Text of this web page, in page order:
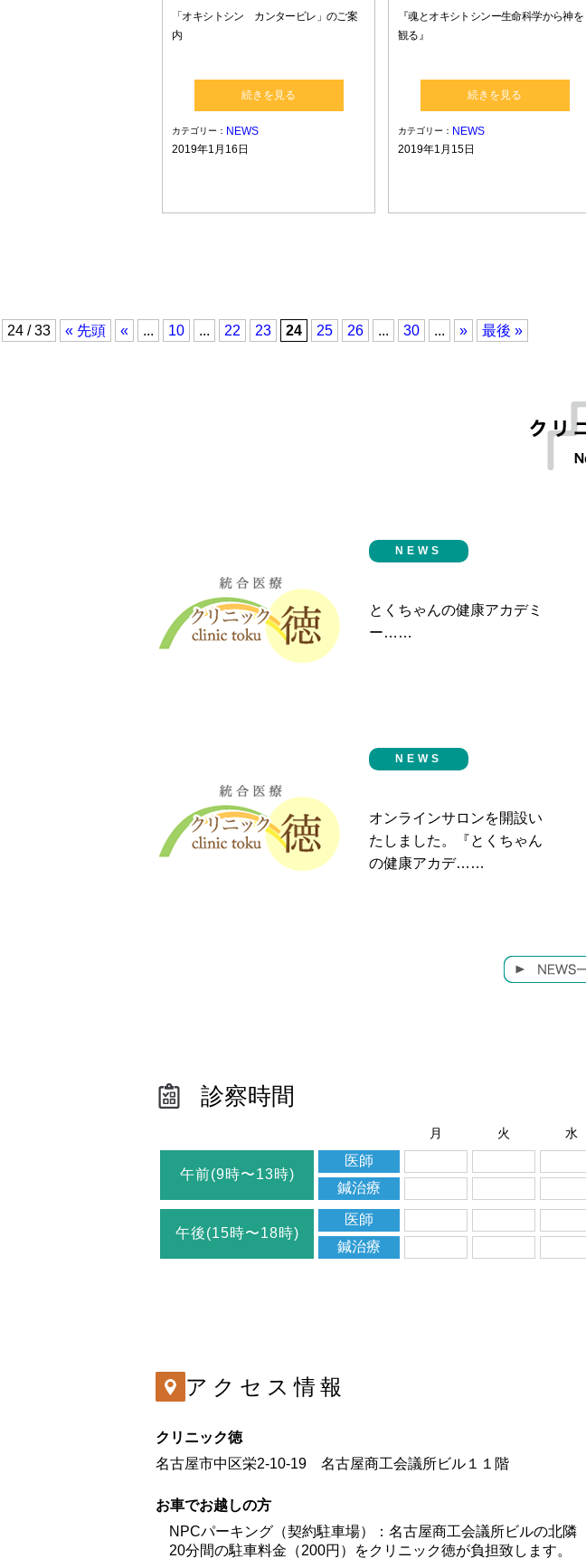
「オキシトシン カンタービレ」のご案
内
続きを見る
カテゴリー： NEWS
2019年1月16日
『魂とオキシトシンー生命科学から神を
観る』
続きを見る
カテゴリー： NEWS
2019年1月15日
24 / 33 « 先頭 « ... 10 ... 22 23 24 25 26 ... 30 ... » 最後 »
NEWS
とくちゃんの健康アカデミ
ー……
NEWS
オンラインサロンを開設い
たしました。『とくちゃん
の健康アカデ……
診察時間
月 火 水
午前(9時〜13時)
医師
鍼治療
午後(15時〜18時)
医師
鍼治療
アクセス情報
クリニック徳
名古屋市中区栄2-10-19 名古屋商工会議所ビル１１階
お車でお越しの方
NPCパーキング（契約駐車場）：名古屋商工会議所ビルの北隣
20分間の駐車料金（200円）をクリニック徳が負担致します。